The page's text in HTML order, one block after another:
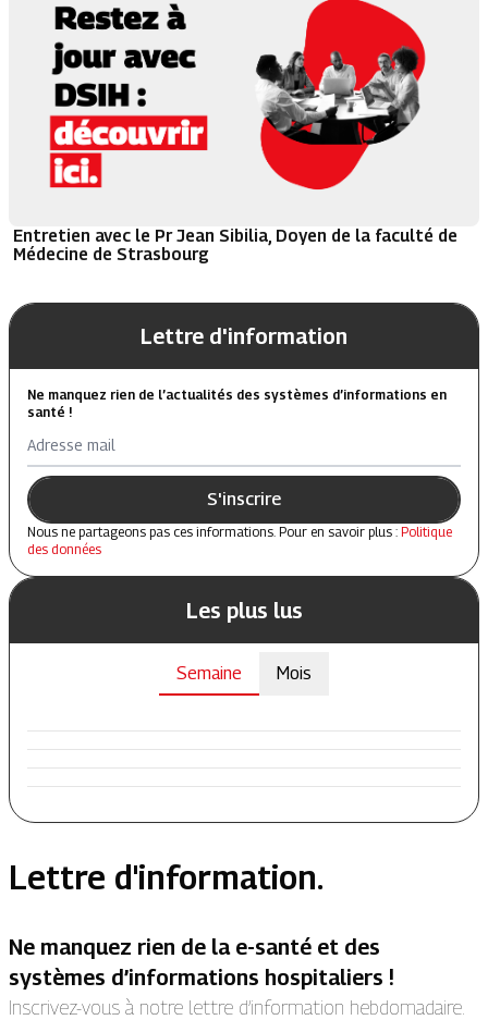
Entretien avec le Pr Jean Sibilia, Doyen de la faculté de
Médecine de Strasbourg
Lettre d'information
Ne manquez rien de l’actualités des systèmes d’informations en
santé !
Adresse mail
S'inscrire
Nous ne partageons pas ces informations. Pour en savoir plus : Politique
des données
Les plus lus
Semaine Mois
Lettre d'information.
Ne manquez rien de la e-santé et des
systèmes d’informations hospitaliers !
Inscrivez-vous à notre lettre d’information hebdomadaire.